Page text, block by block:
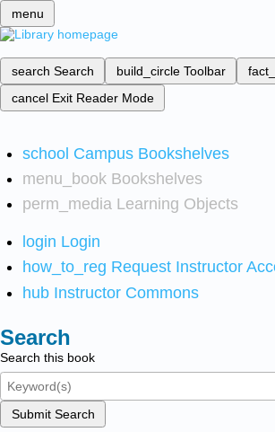
menu
search Search build_circle Toolbar
cancel Exit Reader Mode
school Campus Bookshelves
menu_book Bookshelves
perm_media Learning Objects
login Login
how_to_reg Request Instructor
hub Instructor Commons
Search
Search this book
Submit Search